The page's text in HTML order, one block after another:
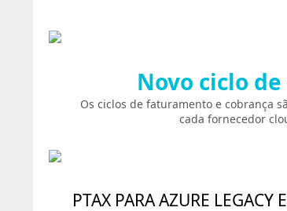
Novo ciclo
Os ciclos de faturamento e cobrança
cada fornecedor
PTAX PARA AZURE LEGACY